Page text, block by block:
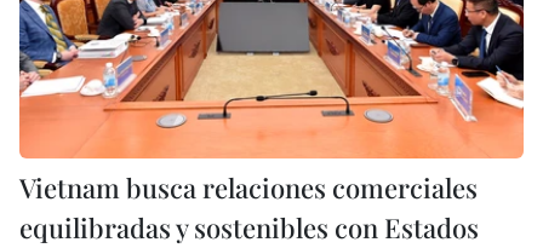
Vietnam busca relaciones comerciales
equilibradas y sostenibles con Estados